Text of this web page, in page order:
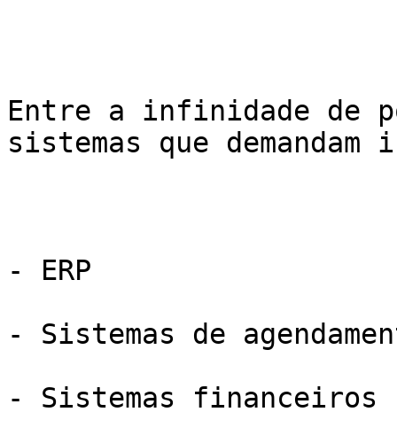
Entre a infinidade de
sistemas que
- ERP
- Sistemas de
- Sistemas financeiros